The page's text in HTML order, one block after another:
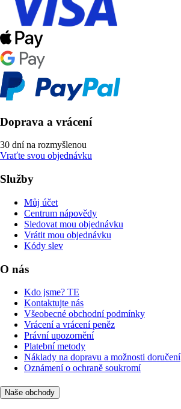
Doprava a vrácení
30 dní na rozmyšlenou
Vraťte svou objednávku
Služby
Můj účet
Centrum nápovědy
Sledovat mou objednávku
Vrátit mou objednávku
Kódy slev
O nás
Kdo jsme? TE
Kontaktujte nás
Všeobecné obchodní podmínky
Vrácení a vrácení peněz
Právní upozornění
Platební metody
Náklady na dopravu a možnosti doručení
Oznámení o ochraně soukromí
Naše obchody